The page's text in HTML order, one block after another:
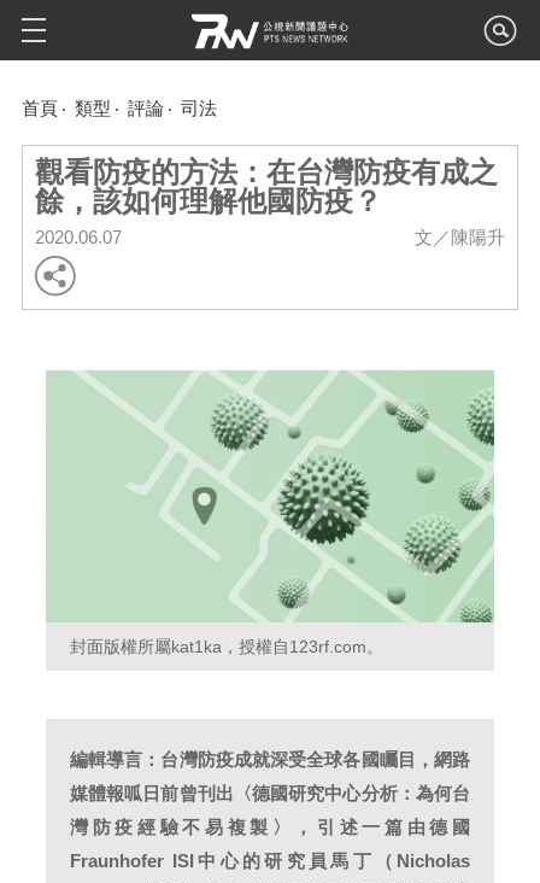
首頁 類型 評論 司法
觀看防疫的方法：在台灣防疫有成之
餘，該如何理解他國防疫？
2020.06.07 文／陳陽升
封面版權所屬kat1ka，授權自123rf.com。
編輯導言：台灣防疫成就深受全球各國矚目，網路
媒體報呱日前曾刊出〈德國研究中心分析：為何台
灣防疫經驗不易複製〉，引述一篇由德國
Fraunhofer ISI中心的研究員馬丁（Nicholas